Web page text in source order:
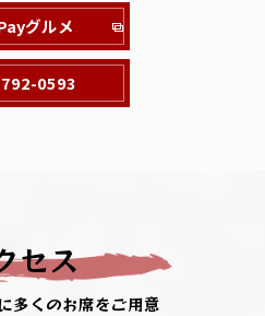
グルメ
0593
セス
多くのお席をご用意